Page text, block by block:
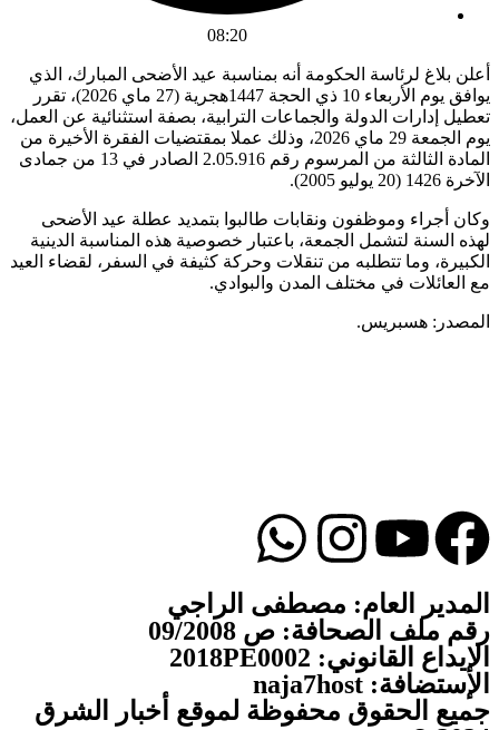
08:20
أعلن بلاغ لرئاسة الحكومة أنه بمناسبة عيد الأضحى المبارك، الذي
يوافق يوم الأربعاء 10 ذي الحجة 1447هجرية (27 ماي 2026)، تقرر
تعطيل إدارات الدولة والجماعات الترابية، بصفة استثنائية عن العمل،
يوم الجمعة 29 ماي 2026، وذلك عملا بمقتضيات الفقرة الأخيرة من
المادة الثالثة من المرسوم رقم 2.05.916 الصادر في 13 من جمادى
الآخرة 1426 (20 يوليو 2005).
وكان أجراء وموظفون ونقابات طالبوا بتمديد عطلة عيد الأضحى
لهذه السنة لتشمل الجمعة، باعتبار خصوصية هذه المناسبة الدينية
الكبيرة، وما تتطلبه من تنقلات وحركة كثيفة في السفر، لقضاء العيد
مع العائلات في مختلف المدن والبوادي.
المصدر: هسبريس.
المدير العام: مصطفى الراجي
رقم ملف الصحافة: ص 09/2008
الإيداع القانوني: 2018PE0002
الإستضافة: naja7host
جميع الحقوق محفوظة لموقع أخبار الشرق